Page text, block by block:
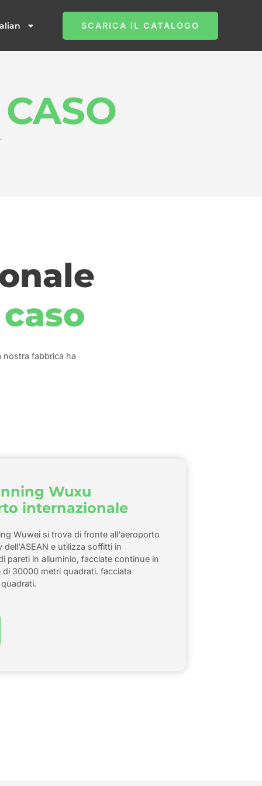
SCARICA IL CATALOGO
CASO
nostra fabbrica ha
Wuxu
internazionale
Wuwei si trova di fronte all'aeroporto
dell'ASEAN e utilizza soffitti in
pareti in alluminio, facciate continue in
30000 metri quadrati. facciata